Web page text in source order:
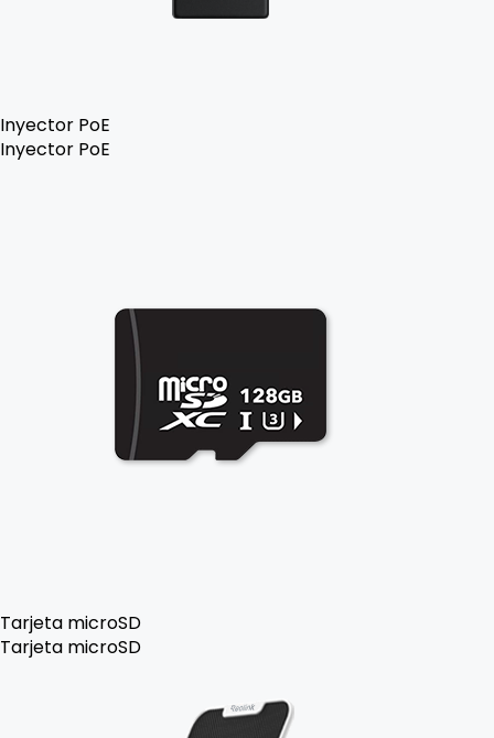
Inyector PoE
Inyector PoE
Tarjeta microSD
Tarjeta microSD